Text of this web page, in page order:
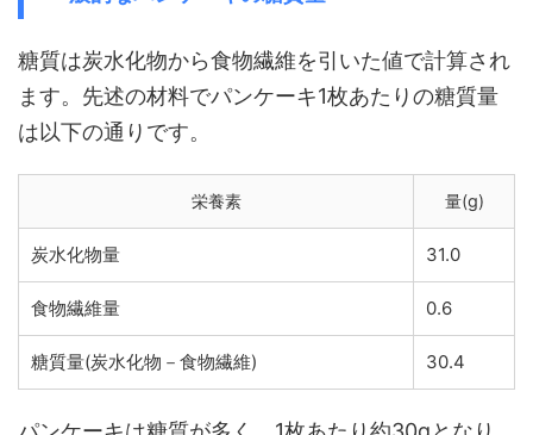
糖質は炭水化物から食物繊維を引いた値で計算され
ます。先述の材料でパンケーキ1枚あたりの糖質量
は以下の通りです。
栄養素 量(g)
炭水化物量 31.0
食物繊維量 0.6
糖質量(炭水化物－食物繊維) 30.4